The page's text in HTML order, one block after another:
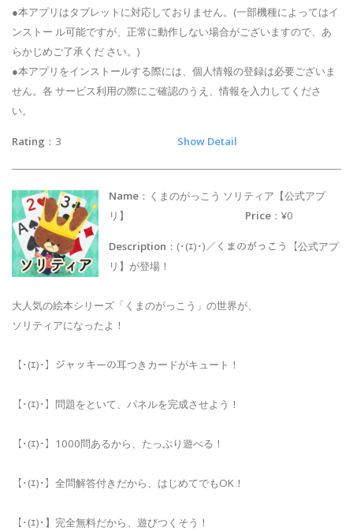
●本アプリはタブレットに対応しておりません。(一部機種によってはイ
ンストー ル可能ですが、正常に動作しない場合がございますので、あ
らかじめご了承くだ さい。)
●本アプリをインストールする際には、個人情報の登録は必要ございま
せん。各 サービス利用の際にご確認のうえ、情報を入力してくださ
い。
Rating ：3 Show Detail
Name ：くまのがっこう ソリティア【公式アプ
リ】
Price ：¥0
Description ：(･(ｴ)･)／くまのがっこう【公式アプ
リ】が登場！
大人気の絵本シリーズ「くまのがっこう」の世界が、
ソリティアになったよ！
【･(ｴ)･】ジャッキーの耳つきカードがキュート！
【･(ｴ)･】問題をといて、パネルを完成させよう！
【･(ｴ)･】1000問あるから、たっぷり遊べる！
【･(ｴ)･】全問解答付きだから、はじめてでもOK！
【･(ｴ)･】完全無料だから、遊びつくそう！